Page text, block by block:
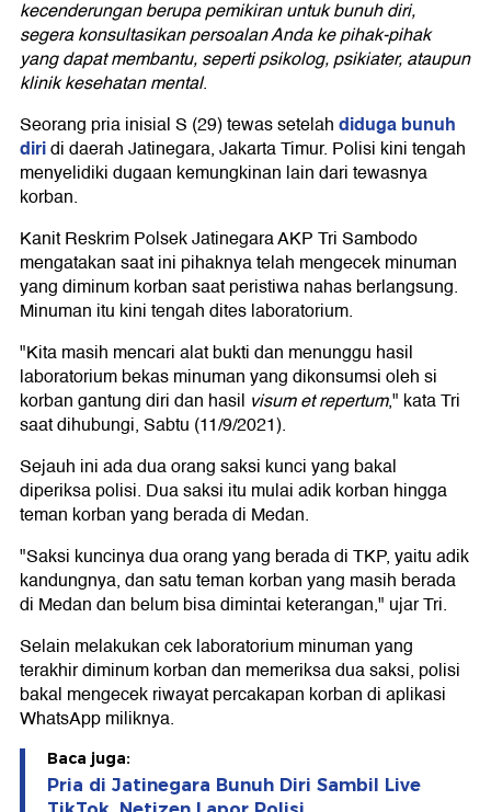
kecenderungan berupa pemikiran untuk bunuh diri,
segera konsultasikan persoalan Anda ke pihak-pihak
yang dapat membantu, seperti psikolog, psikiater, ataupun
klinik kesehatan mental.
Seorang pria inisial S (29) tewas setelahdiduga bunuh
diridi daerah Jatinegara, Jakarta Timur. Polisi kini tengah
menyelidiki dugaan kemungkinan lain dari tewasnya
korban.
Kanit Reskrim Polsek Jatinegara AKP Tri Sambodo
mengatakan saat ini pihaknya telah mengecek minuman
yang diminum korban saat peristiwa nahas berlangsung.
Minuman itu kini tengah dites laboratorium.
"Kita masih mencari alat bukti dan menunggu hasil
laboratorium bekas minuman yang dikonsumsi oleh si
korban gantung diri dan hasil visum et repertum," kata Tri
saat dihubungi, Sabtu (11/9/2021).
Sejauh ini ada dua orang saksi kunci yang bakal
diperiksa polisi. Dua saksi itu mulai adik korban hingga
teman korban yang berada di Medan.
"Saksi kuncinya dua orang yang berada di TKP, yaitu adik
kandungnya, dan satu teman korban yang masih berada
di Medan dan belum bisa dimintai keterangan," ujar Tri.
Selain melakukan cek laboratorium minuman yang
terakhir diminum korban dan memeriksa dua saksi, polisi
bakal mengecek riwayat percakapan korban di aplikasi
WhatsApp miliknya.
Baca juga:
Pria di Jatinegara Bunuh Diri Sambil Live